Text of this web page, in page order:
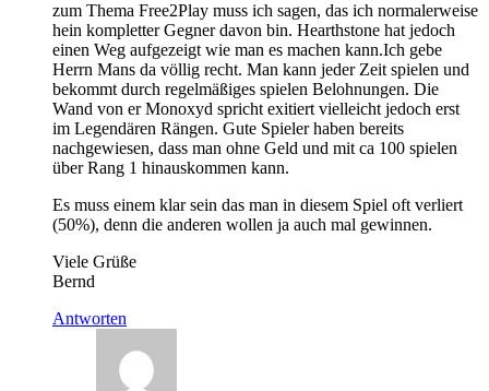
zum Thema Free2Play muss ich sagen, das ich normalerweise
hein kompletter Gegner davon bin. Hearthstone hat jedoch
einen Weg aufgezeigt wie man es machen kann.Ich gebe
Herrn Mans da völlig recht. Man kann jeder Zeit spielen und
bekommt durch regelmäßiges spielen Belohnungen. Die
Wand von er Monoxyd spricht exitiert vielleicht jedoch erst
im Legendären Rängen. Gute Spieler haben bereits
nachgewiesen, dass man ohne Geld und mit ca 100 spielen
über Rang 1 hinauskommen kann.
Es muss einem klar sein das man in diesem Spiel oft verliert
(50%), denn die anderen wollen ja auch mal gewinnen.
Viele Grüße
Bernd
Antworten